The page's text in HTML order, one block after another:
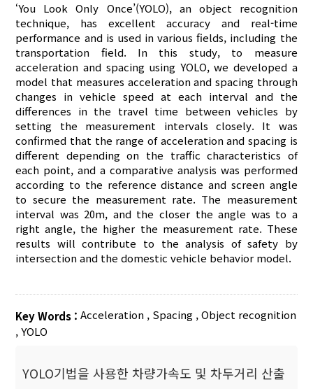
‘You Look Only Once’(YOLO), an object recognition
technique, has excellent accuracy and real-time
performance and is used in various fields, including the
transportation field. In this study, to measure
acceleration and spacing using YOLO, we developed a
model that measures acceleration and spacing through
changes in vehicle speed at each interval and the
differences in the travel time between vehicles by
setting the measurement intervals closely. It was
confirmed that the range of acceleration and spacing is
different depending on the traffic characteristics of
each point, and a comparative analysis was performed
according to the reference distance and screen angle
to secure the measurement rate. The measurement
interval was 20m, and the closer the angle was to a
right angle, the higher the measurement rate. These
results will contribute to the analysis of safety by
intersection and the domestic vehicle behavior model.
Key Words :Acceleration , Spacing ,Object recognition
,YOLO
YOLO기법을 사용한 차량가속도 및 차두거리 산출